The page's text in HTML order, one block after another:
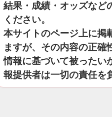
結果・成績・オッズなど
ください。
本サイトのページ上に掲
ますが、その内容の正
情報に基づいて被ったい
報提供者は一切の責任を